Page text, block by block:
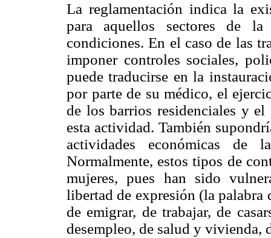
La reglamentación indica la
para aquellos sectores de
condiciones. En el caso de las
imponer controles sociales,
puede traducirse en la
por parte de su médico, el
de los barrios residenciales y el
esta actividad. También
actividades económicas
Normalmente, estos tipos de
mujeres, pues han sido
libertad de expresión (la
de emigrar, de trabajar, de
desempleo, de salud y vivienda,